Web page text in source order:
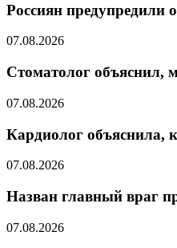
Россиян предупредили
07.08.2026
Стоматолог объяснил,
07.08.2026
Кардиолог объяснила,
07.08.2026
Назван главный враг
07.08.2026